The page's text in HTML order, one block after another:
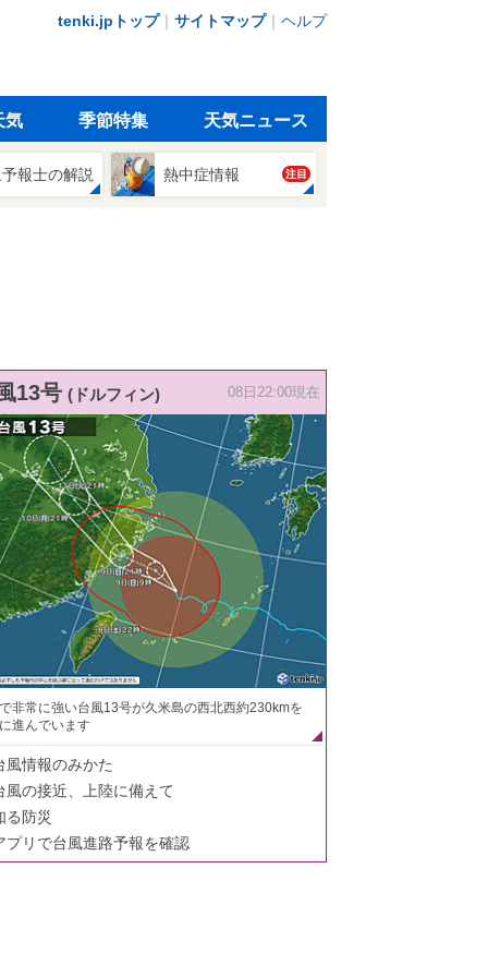
tenki.jpトップ｜ サイトマップ｜ ヘルプ
気 季節特集 天気ニュース
報士の解説 熱中症情報 注目
13号 (ドルフィン) 08日22:00現在
非常に強い台風13号が久米島の西北西約230kmを
進んでいます
風情報のみかた
風の接近、上陸に備えて
る防災
プリで台風進路予報を確認